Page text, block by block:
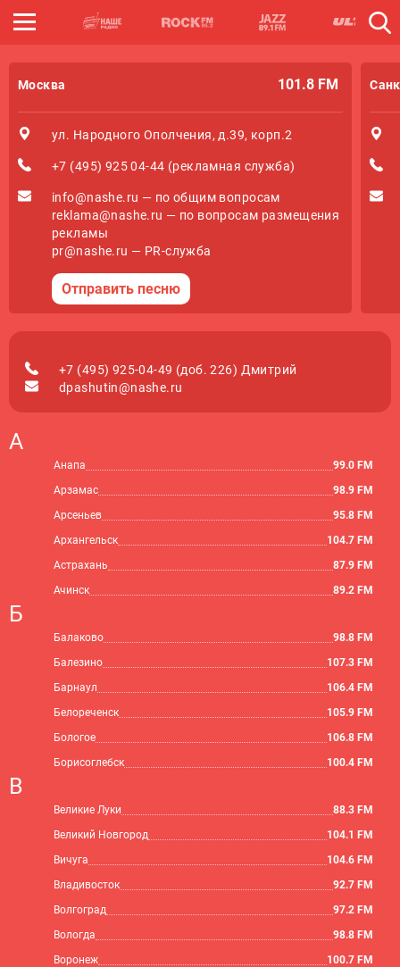
Москва 101.8 FM
ул. Народного Ополчения, д.39, корп.2
+7 (495) 925 04-44 (рекламная служба)
info@nashe.ru — по общим вопросам
reklama@nashe.ru — по вопросам размещения
рекламы
pr@nashe.ru — PR-служба
Отправить песню
+7 (495) 925-04-49 (доб. 226) Дмитрий
dpashutin@nashe.ru
А
Анапа
99.0 FM
Арзамас
98.9 FM
Арсеньев
95.8 FM
Архангельск
104.7 FM
Астрахань
87.9 FM
Ачинск
89.2 FM
Б
Балаково
98.8 FM
Балезино
107.3 FM
Барнаул
106.4 FM
Белореченск
105.9 FM
Бологое
106.8 FM
Борисоглебск
100.4 FM
В
Великие Луки
88.3 FM
Великий Новгород
104.1 FM
Вичуга
104.6 FM
Владивосток
92.7 FM
Волгоград
97.2 FM
Вологда
98.8 FM
Воронеж
100.7 FM